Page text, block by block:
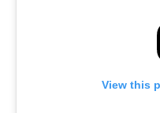
View this